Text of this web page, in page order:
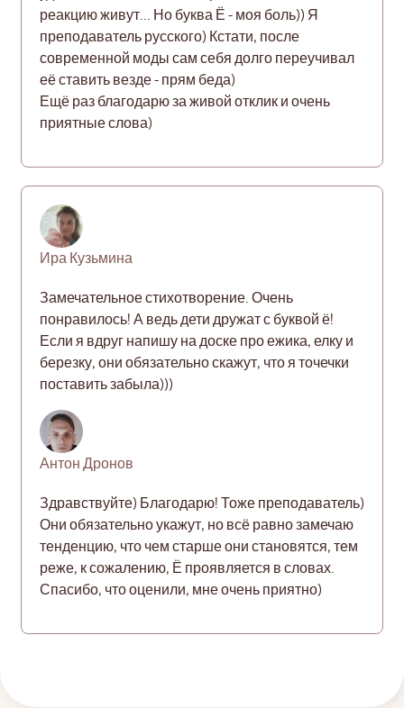
реакцию живут... Но буква Ё - моя боль)) Я
преподаватель русского) Кстати, после
современной моды сам себя долго переучивал
её ставить везде - прям беда)
Ещё раз благодарю за живой отклик и очень
приятные слова)
Ира Кузьмина
Замечательное стихотворение. Очень
понравилось! А ведь дети дружат с буквой ё!
Если я вдруг напишу на доске про ежика, елку и
березку, они обязательно скажут, что я точечки
поставить забыла)))
Антон Дронов
Здравствуйте) Благодарю! Тоже преподаватель)
Они обязательно укажут, но всё равно замечаю
тенденцию, что чем старше они становятся, тем
реже, к сожалению, Ё проявляется в словах.
Спасибо, что оценили, мне очень приятно)